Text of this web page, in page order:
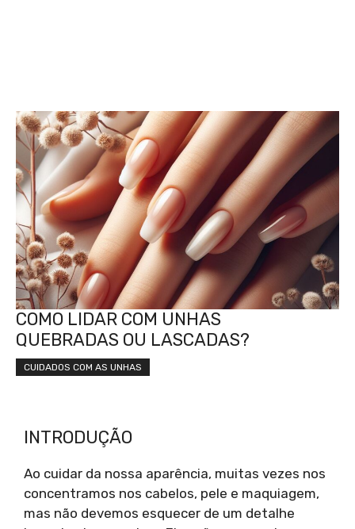
COMO LIDAR COM UNHAS
QUEBRADAS OU LASCADAS?
CUIDADOS COM AS UNHAS
INTRODUÇÃO
Ao cuidar da nossa aparência, muitas vezes nos
concentramos nos cabelos, pele e maquiagem,
mas não devemos esquecer de um detalhe